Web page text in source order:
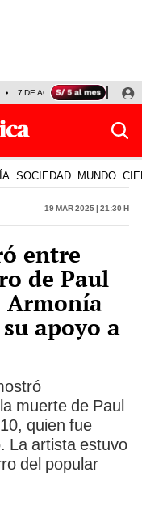
7 DE AGOSTO OLLANTA
SOCIEDAD MUNDO
19 Mar 2025 | 21:30 h
entre
de Paul
Armonía
apoyo a
muerte de Paul
quien fue
La artista estuvo
del popular